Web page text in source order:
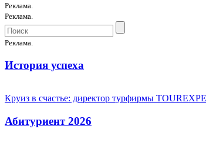
Реклама.
Реклама.
Реклама.
История успеха
Круиз в счастье: директор турфирмы
Абитуриент 2026